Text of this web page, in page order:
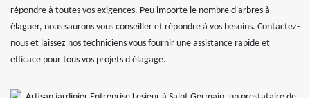
répondre à toutes vos exigences. Peu importe le nombre d'arbres à
élaguer, nous saurons vous conseiller et répondre à vos besoins. Contactez-
nous et laissez nos techniciens vous fournir une assistance rapide et
efficace pour tous vos projets d'élagage.